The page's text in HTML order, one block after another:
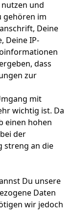
und
gehören im
Deine
Deine IP-
dass
zur
mit
wichtig ist. Da
einen hohen
der
streng an die
Du unsere
Daten
wir jedoch